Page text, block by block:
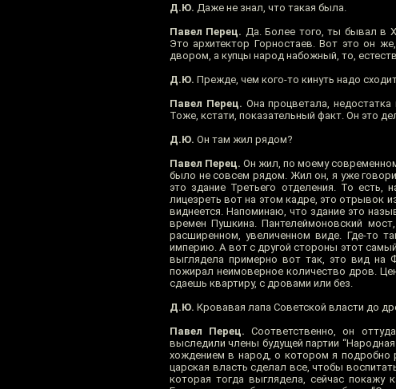
Д.Ю. Даже не знал, что такая была.
Павел Перец. Да. Более того, ты бывал в
Это архитектор Горностаев. Вот это он
двором, а купцы народ набожный, то,
Д.Ю. Прежде, чем кого-то кинуть надо
Павел Перец. Она процветала,
Тоже, кстати, показательный факт. Он это
Д.Ю. Он там жил рядом?
Павел Перец. Он жил, по моему
было не совсем рядом. Жил он, я уже
это здание Третьего отделения. То
лицезреть вот на этом кадре, это отрывок
виднеется. Напоминаю, что здание это
времен Пушкина. Пантелеймоновский
расширенном, увеличенном виде. Где-то
империю. А вот с другой стороны этот
выглядела примерно вот так, это вид на
пожирал неимоверное количество дров.
сдаешь квартиру, с дровами или без.
Д.Ю. Кровавая лапа Советской власти до
Павел Перец. Соответственно, он
выследили члены будущей партии
хождением в народ, о котором я подробно
царская власть сделал все, чтобы
которая тогда выглядела, сейчас